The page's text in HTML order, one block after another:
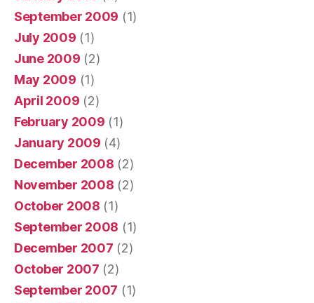
September 2009 (1)
July 2009 (1)
June 2009 (2)
May 2009 (1)
April 2009 (2)
February 2009 (1)
January 2009 (4)
December 2008 (2)
November 2008 (2)
October 2008 (1)
September 2008 (1)
December 2007 (2)
October 2007 (2)
September 2007 (1)